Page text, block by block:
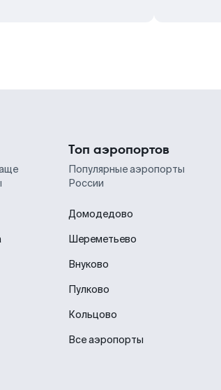
Топ аэропортов
Популярные аэропорты
России
Домодедово
Шереметьево
Внуково
Пулково
Кольцово
Все аэропорты